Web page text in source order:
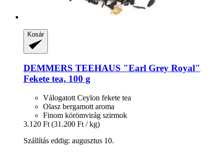
Kosár
DEMMERS TEEHAUS "Earl Grey Royal"
Fekete tea, 100 g
Válogatott Ceylon fekete tea
Olasz bergamott aroma
Finom körömvirág szirmok
3.120 Ft (31.200 Ft / kg)
Szállítás eddig: augusztus 10.